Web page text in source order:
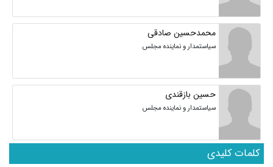
محمدحسین صادقی
سیاستمدار و نماینده مجلس
حسین بازقندی
سیاستمدار و نماینده مجلس
کلمات کلیدی